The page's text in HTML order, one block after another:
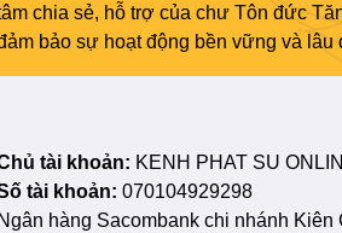
chia sẻ, hỗ trợ của chư Tôn đức
bảo sự hoạt động bền vững và lâu
tài khoản: KENH PHAT SU
tài khoản: 070104929298
Ngân hàng Sacombank chi nhánh Kiên